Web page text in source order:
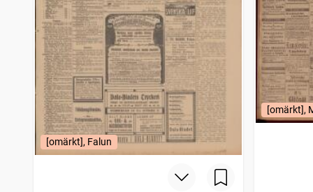
träffar
Strömstads tidning (1866)
träffar
Närkesbladet
29
träffar
Elfsborgs läns annonsblad
28
träffar
Halländingen (Halmstad : 1903), Tidningen Hallands halfveckoupplaga
träffar
Svenska folkbladet
träffar
Enköpings tidning (1885)
träffar
Extrabladet (Trelleborg : 1911)
23
träffar
Svensk sjöfartstidning
träffar
Veckan Svensk familjetidning
15
träffar
[omärkt], Falun
[omärkt],